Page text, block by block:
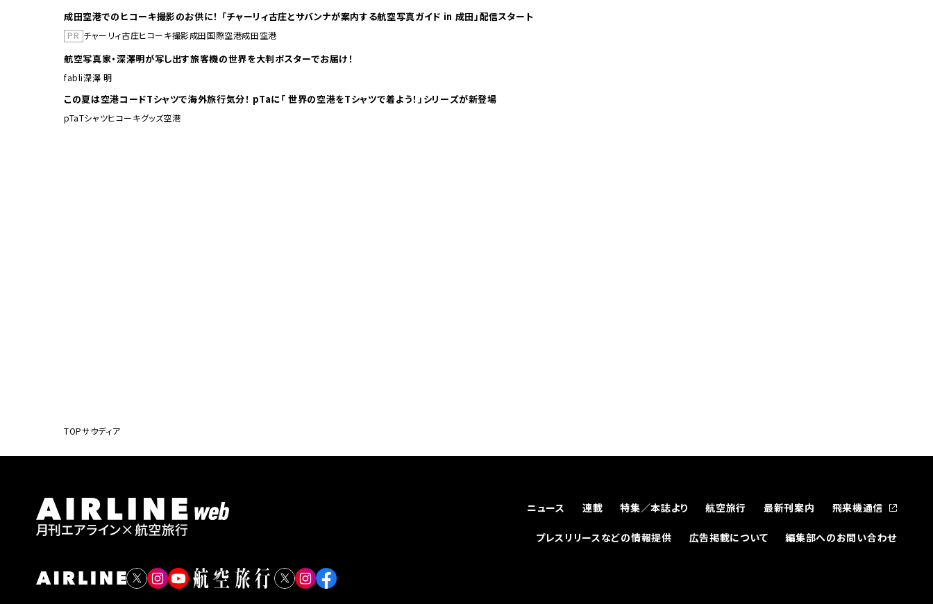
成田空港でのヒコーキ撮影のお供に！ 「チャーリィ古庄とサバンナが案内する航空写真ガイド in 成田」配信スタート
PR チャーリィ古庄ヒコーキ撮影成田国際空港成田空港
航空写真家・深澤明が写し出す旅客機の世界を大判ポスターでお届け！
fabli深澤 明
この夏は空港コードTシャツで海外旅行気分！ pTaに「 世界の空港をTシャツで着よう！」シリーズが新登場
pTaTシャツヒコーキグッズ空港
TOPサウディア
ニュース 連載 特集／本誌より 航空旅行 最新刊案内 飛来機通信
プレスリリースなどの情報提供 広告掲載について 編集部へのお問い合わせ